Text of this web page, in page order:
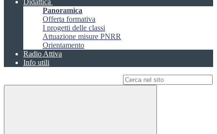
Didattica
Panoramica
Offerta formativa
I progetti delle classi
Attuazione misure PNRR
Orientamento
Radio Attiva
Info utili